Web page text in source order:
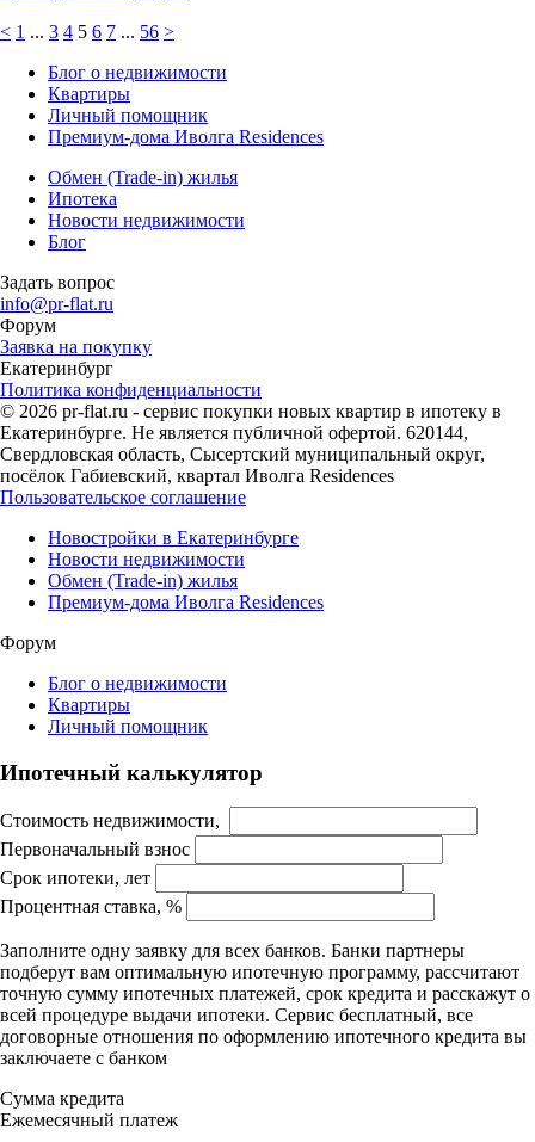
< 1 ... 3 4 5 6 7 ... 56 >
Блог о недвижимости
Квартиры
Личный помощник
Премиум-дома Иволга Residences
Обмен (Trade-in) жилья
Ипотека
Новости недвижимости
Блог
Задать вопрос
info@pr-flat.ru
Форум
Заявка на покупку
Екатеринбург
Политика конфиденциальности
© 2026 pr-flat.ru - сервис покупки новых квартир в ипотеку в
Екатеринбурге. Не является публичной офертой. 620144,
Свердловская область, Сысертский муниципальный округ,
посёлок Габиевский, квартал Иволга Residences
Пользовательское соглашение
Новостройки в Екатеринбурге
Новости недвижимости
Обмен (Trade-in) жилья
Премиум-дома Иволга Residences
Форум
Блог о недвижимости
Квартиры
Личный помощник
Ипотечный калькулятор
Стоимость недвижимости,
Первоначальный взнос
Срок ипотеки, лет
Процентная ставка, %
Заполните одну заявку для всех банков. Банки партнеры
подберут вам оптимальную ипотечную программу, рассчитают
точную сумму ипотечных платежей, срок кредита и расскажут о
всей процедуре выдачи ипотеки. Сервис бесплатный, все
договорные отношения по оформлению ипотечного кредита вы
заключаете с банком
Сумма кредита
Ежемесячный платеж